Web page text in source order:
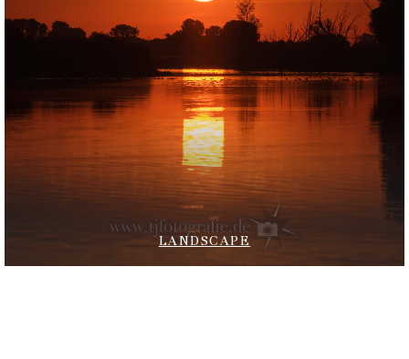
LANDSCAPE